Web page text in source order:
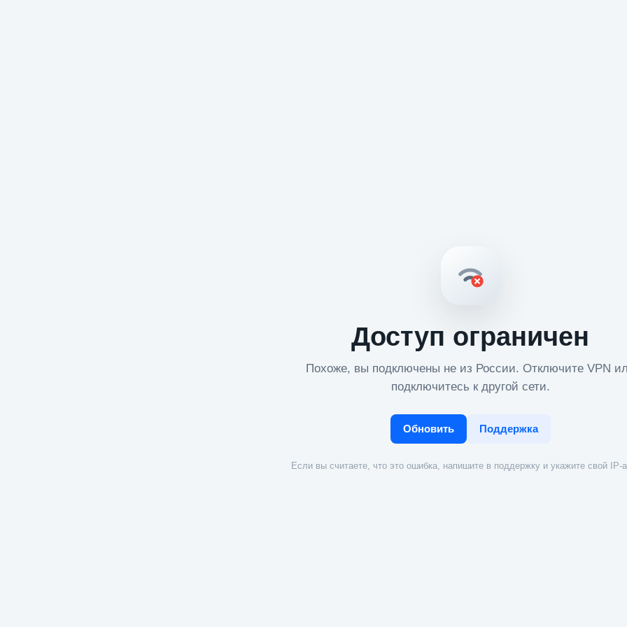
Доступ ограничен
Похоже, вы подключены не из России. Отключите VPN
подключитесь к другой сети.
Обновить Поддержка
Если вы считаете, что это ошибка, напишите в поддержку и укажите свой IP-